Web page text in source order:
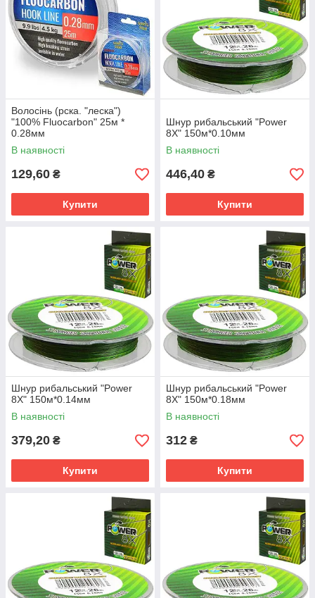
Волосінь (рска. "леска")
"100% Fluocarbon" 25м *
0.28мм
В наявності
129,60 ₴
Купити
Шнур рибальський "Power
8X" 150м*0.10мм
В наявності
446,40 ₴
Купити
Шнур рибальський "Power
8X" 150м*0.14мм
В наявності
379,20 ₴
Купити
Шнур рибальський "Power
8X" 150м*0.18мм
В наявності
312 ₴
Купити